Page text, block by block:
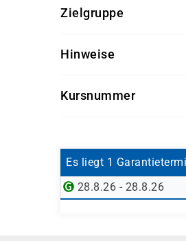
Keine zwingenden
Hilfreich sind
Zielgruppe
Personen, die
Hinweise
Der Kurs
Kursnummer
Es liegt 1
28.8.26 - 28.8.26